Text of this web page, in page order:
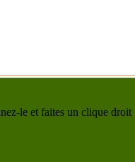
le et faites un clique droit